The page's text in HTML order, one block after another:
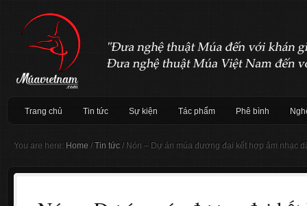
Trang chủ Tin tức Sự kiện Tác phẩm Phê bình
You are here: Home / Tin tức / Nón – Dự án múa đương đại kết hợp âm nhạc